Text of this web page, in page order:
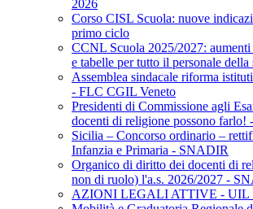
2026
Corso CISL Scuola: nuove
primo ciclo
CCNL Scuola 2025/2027:
e tabelle per tutto il personale
Assemblea sindacale riforma
- FLC CGIL Veneto
Presidenti di Commissione agli
docenti di religione possono farlo!
Sicilia – Concorso ordinario –
Infanzia e Primaria - SNADIR
Organico di diritto dei docenti di
non di ruolo) l'a.s. 2026/2027 -
AZIONI LEGALI ATTIVE - UIL